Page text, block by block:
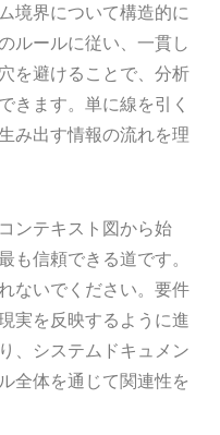
境界について構造的に
ルールに従い、一貫し
を避けることで、分析
きます。単に線を引く
み出す情報の流れを理
ンテキスト図から始
も信頼できる道です。
ないでください。要件
実を反映するように進
、システムドキュメン
全体を通じて関連性を